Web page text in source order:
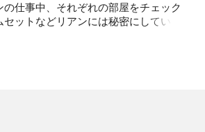
の仕事中、それぞれの部屋をチェック
ットなどリアンには秘密にしていた
のビジネスの駆け引きは熱を帯